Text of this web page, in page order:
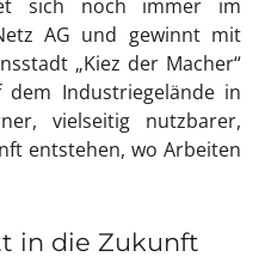
sich noch immer im
AG und gewinnt mit
„Kiez der Macher“
Industriegelände in
vielseitig nutzbarer,
entstehen, wo Arbeiten
in die Zukunft